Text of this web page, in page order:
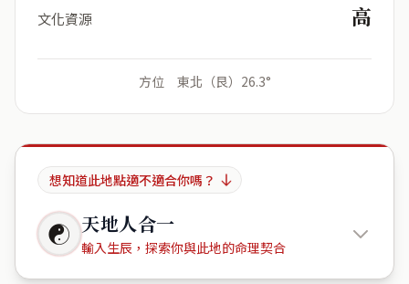
文化資源 高
方位 東北（艮）26.3°
想知道此地點適不適合你嗎？
☯ 天地人合一
輸入生辰，探索你與此地的命理契合